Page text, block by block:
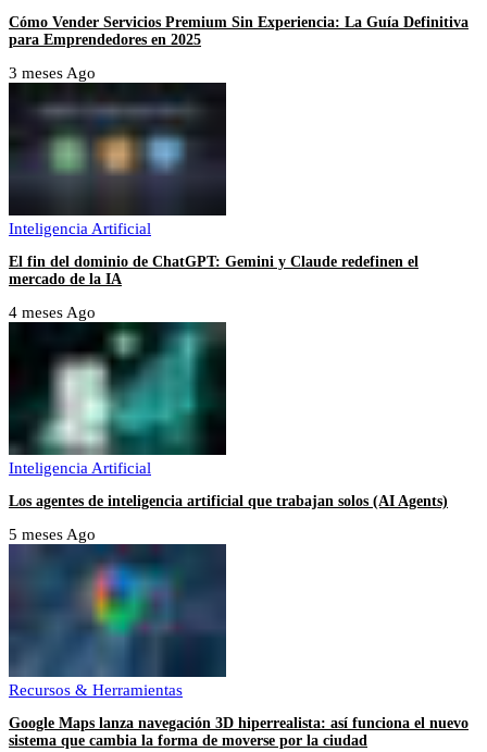
Cómo Vender Servicios Premium Sin Experiencia: La Guía Definitiva
para Emprendedores en 2025
3 meses Ago
Inteligencia Artificial
El fin del dominio de ChatGPT: Gemini y Claude redefinen el
mercado de la IA
4 meses Ago
Inteligencia Artificial
Los agentes de inteligencia artificial que trabajan solos (AI Agents)
5 meses Ago
Recursos & Herramientas
Google Maps lanza navegación 3D hiperrealista: así funciona el nuevo
sistema que cambia la forma de moverse por la ciudad